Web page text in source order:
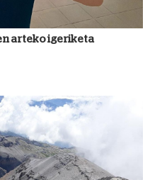
arteko igeriketa